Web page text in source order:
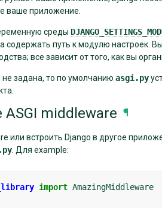
ваше приложение.
среды
содержать путь к модулю настроек.
все зависит от того, как вы
не задана, то по умолчанию asgi.py
middleware ¶
или встроить Django в другое
. Для example:
import AmazingMiddleware